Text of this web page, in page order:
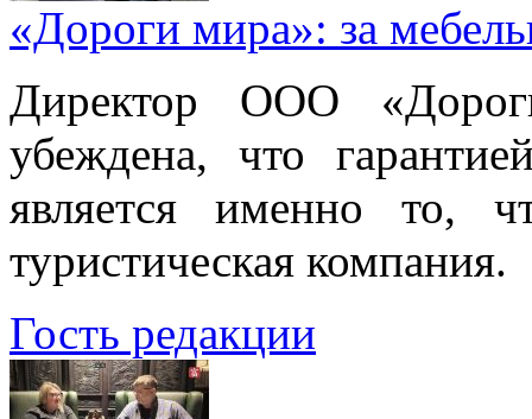
«Дороги мира»: за
Директор ООО
убеждена, что
является именно то,
туристическая компания.
Гость редакции